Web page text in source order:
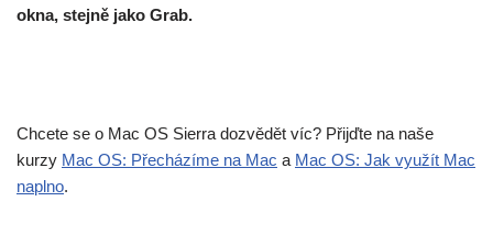
okna, stejně jako Grab.
Chcete se o Mac OS Sierra dozvědět víc? Přijďte na naše
kurzy Mac OS: Přecházíme na Mac a Mac OS: Jak využít Mac
naplno.